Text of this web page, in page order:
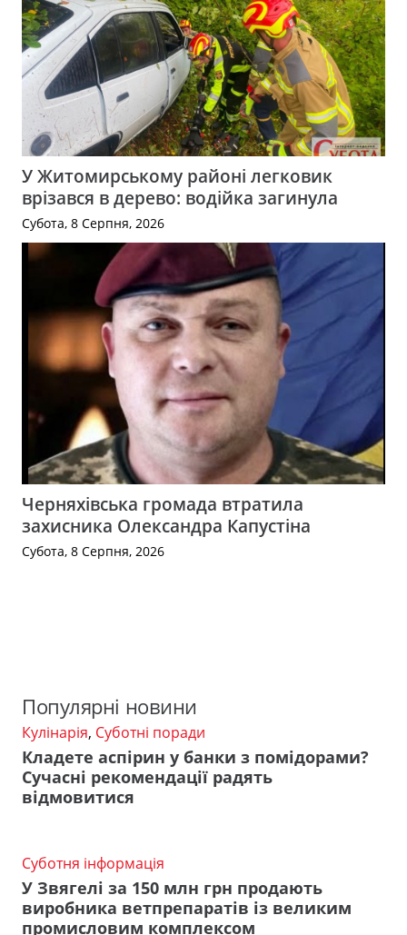
У Житомирському районі легковик
врізався в дерево: водійка загинула
Субота, 8 Серпня, 2026
Черняхівська громада втратила
захисника Олександра Капустіна
Субота, 8 Серпня, 2026
Популярні новини
Кулінарія, Суботні поради
Кладете аспірин у банки з помідорами?
Сучасні рекомендації радять
відмовитися
Суботня інформація
У Звягелі за 150 млн грн продають
виробника ветпрепаратів із великим
промисловим комплексом